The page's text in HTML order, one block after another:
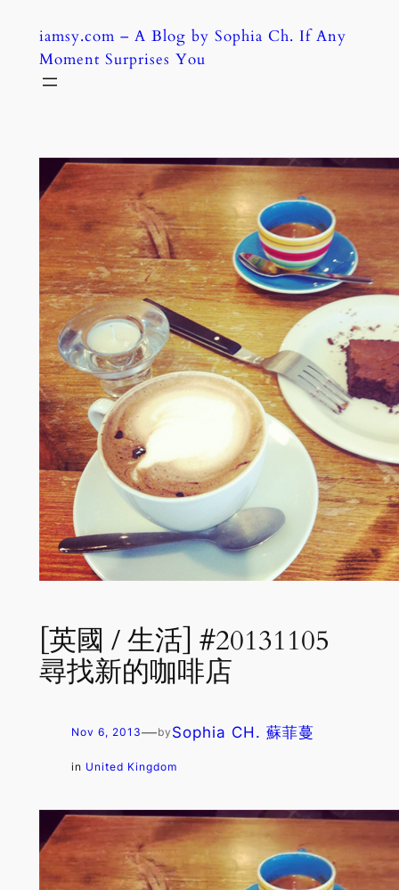
content
iamsy.com – A Blog by Sophia Ch. If Any
Moment Surprises You
[英國 / 生活] #20131105
尋找新的咖啡店
Nov 6, 2013—by Sophia CH. 蘇菲蔓
in United Kingdom